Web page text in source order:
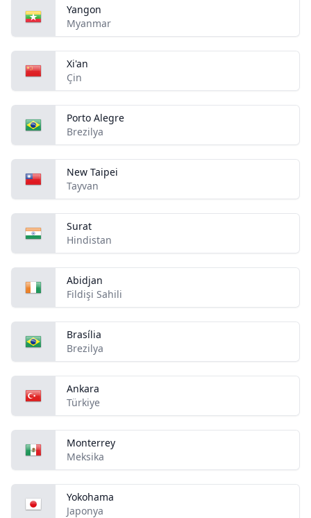
Yangon
Myanmar
Xi'an
Çin
Porto Alegre
Brezilya
New Taipei
Tayvan
Surat
Hindistan
Abidjan
Fildişi Sahili
Brasília
Brezilya
Ankara
Türkiye
Monterrey
Meksika
Yokohama
Japonya